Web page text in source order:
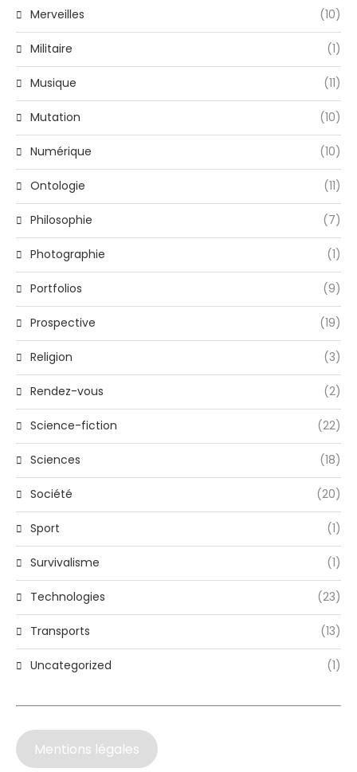
Merveilles (10)
Militaire (1)
Musique (11)
Mutation (10)
Numérique (10)
Ontologie (11)
Philosophie (7)
Photographie (1)
Portfolios (9)
Prospective (19)
Religion (3)
Rendez-vous (2)
Science-fiction (22)
Sciences (18)
Société (20)
Sport (1)
Survivalisme (1)
Technologies (23)
Transports (13)
Uncategorized (1)
Mentions légales